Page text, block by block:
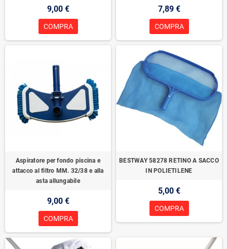
9,00 €
COMPRA
7,89 €
COMPRA
Aspiratore per fondo piscina e
attacco al filtro MM. 32/38 e alla
asta allungabile
9,00 €
COMPRA
BESTWAY 58278 RETINO A SACCO
IN POLIETILENE
5,00 €
COMPRA